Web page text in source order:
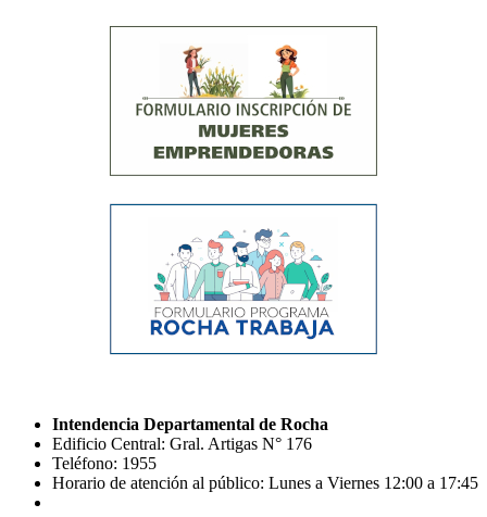
Intendencia Departamental de Rocha
Edificio Central: Gral. Artigas N° 176
Teléfono: 1955
Horario de atención al público: Lunes a Viernes 12:00 a 17:45